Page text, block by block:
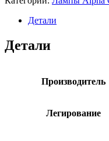
Детали
Детали
Производитель
Легирование